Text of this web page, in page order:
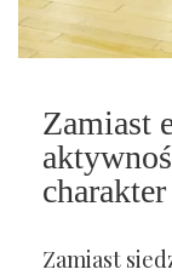
Zamiast
charakter
Zamiast